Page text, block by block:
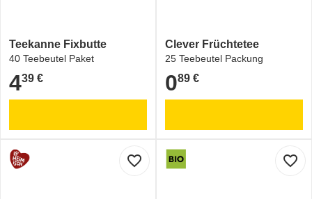
Teekanne Fixbutte
40 Teebeutel Paket
4,39 €
439 €
Clever Früchtetee
25 Teebeutel Packung
0,89 €
089 €
favorite_border favorite_border